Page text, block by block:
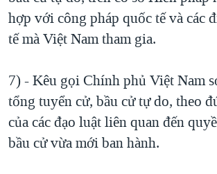
hợp với công pháp quốc tế và các
tế mà Việt Nam tham gia.
7) - Kêu gọi Chính phủ Việt Nam
tổng tuyển cử, bầu cử tự do, theo
của các đạo luật liên quan đến
bầu cử vừa mới ban hành.